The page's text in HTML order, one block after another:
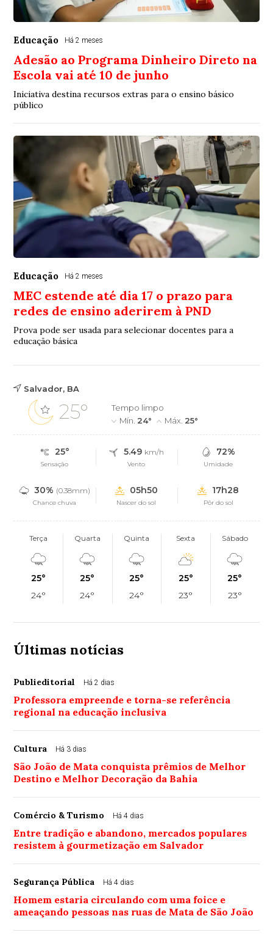
Educação Há 2 meses
Adesão ao Programa Dinheiro Direto na
Escola vai até 10 de junho
Iniciativa destina recursos extras para o ensino básico
público
Educação Há 2 meses
MEC estende até dia 17 o prazo para
redes de ensino aderirem à PND
Prova pode ser usada para selecionar docentes para a
educação básica
Salvador, BA
25°
Tempo limpo
Mín. 24° Máx. 25°
25°
Sensação
5.49 km/h
Vento
72%
Umidade
30% (0.38mm)
Chance chuva
05h50
Nascer do sol
17h28
Pôr do sol
Terça
25°
24°
Quarta
25°
24°
Quinta
25°
24°
Sexta
25°
23°
Sábado
25°
23°
Últimas notícias
Publieditorial Há 2 dias
Professora empreende e torna-se referência
regional na educação inclusiva
Cultura Há 3 dias
São João de Mata conquista prêmios de Melhor
Destino e Melhor Decoração da Bahia
Comércio & Turismo Há 4 dias
Entre tradição e abandono, mercados populares
resistem à gourmetização em Salvador
Segurança Pública Há 4 dias
Homem estaria circulando com uma foice e
ameaçando pessoas nas ruas de Mata de São João